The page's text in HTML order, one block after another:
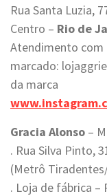
Rua Santa Luzia,
Centro – Rio de
Atendimento com
marcado:
da marca
Gracia Alonso –
. Rua Silva Pinto,
(Metrô
. Loja de fábrica –